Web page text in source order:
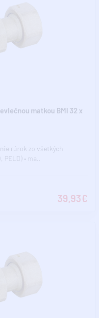
matkou BMI 32 x
rúrok zo všetkých
• ma..
39,93€